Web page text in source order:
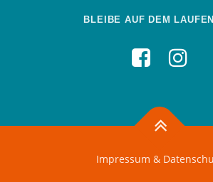
BLEIBE AUF DEM
Impressum &